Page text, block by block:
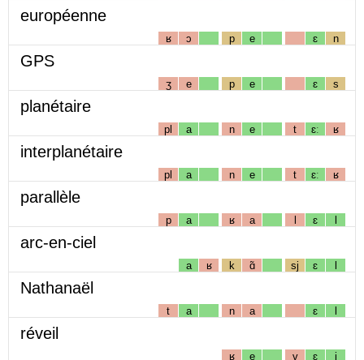
européenne
ʁ ɔ p e ɛ n
GPS
ʒ e p e ɛ s
planétaire
pl a n e t ɛː ʁ
interplanétaire
pl a n e t ɛː ʁ
parallèle
p a ʁ a l ɛ l
arc-en-ciel
a ʁ k ɑ̃ sj ɛ l
Nathanaël
t a n a ɛ l
réveil
ʁ e v ɛ j